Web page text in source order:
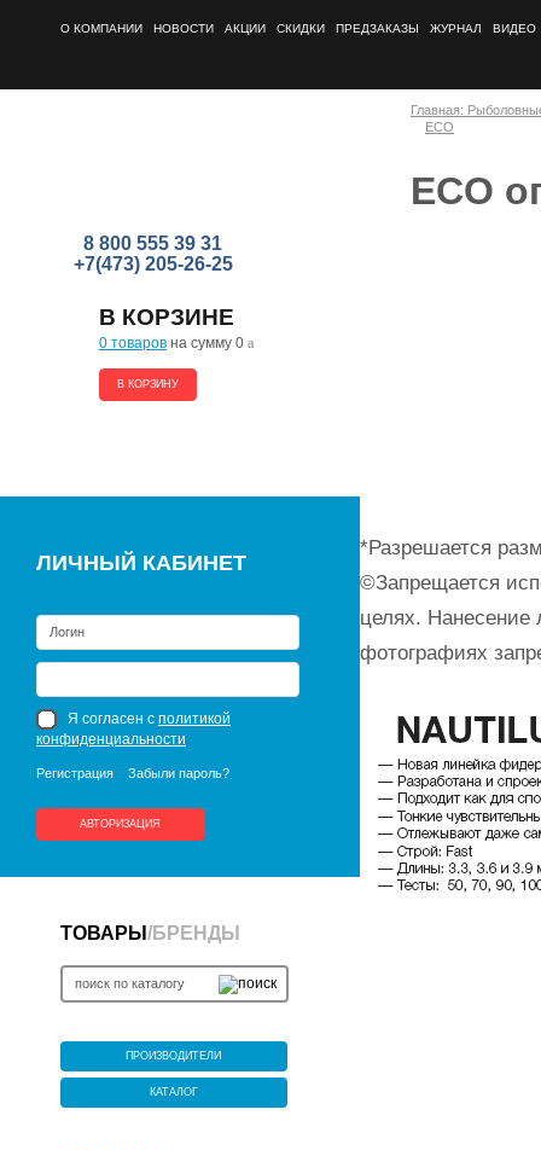
О КОМПАНИИ НОВОСТИ АКЦИИ СКИДКИ ПРЕДЗАКАЗЫ ЖУРНАЛ ВИДЕО
8 800 555 39 31
+7(473) 205-26-25
В КОРЗИНЕ
0 товаров на сумму 0 a
В КОРЗИНУ
ЛИЧНЫЙ КАБИНЕТ
Я согласен с политикой
конфиденциальности
Регистрация Забыли пароль?
АВТОРИЗАЦИЯ
ТОВАРЫ /БРЕНДЫ
ПРОИЗВОДИТЕЛИ
КАТАЛОГ
Главная:
ECO
ECO
*Разрешается
©Запрещается
целях. Нанесение
фотографиях